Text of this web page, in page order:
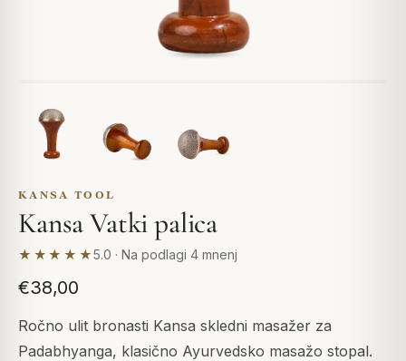
KANSA TOOL
Kansa Vatki palica
★★★★★5.0 · Na podlagi 4 mnenj
€38,00
Ročno ulit bronasti Kansa skledni masažer za
Padabhyanga, klasično Ayurvedsko masažo stopal.